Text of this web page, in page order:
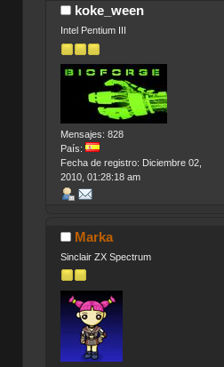
koke_ween
Intel Pentium III
Mensajes: 828
País:
Fecha de registro: Diciembre 02,
2010, 01:28:18 am
Marka
Sinclair ZX Spectrum